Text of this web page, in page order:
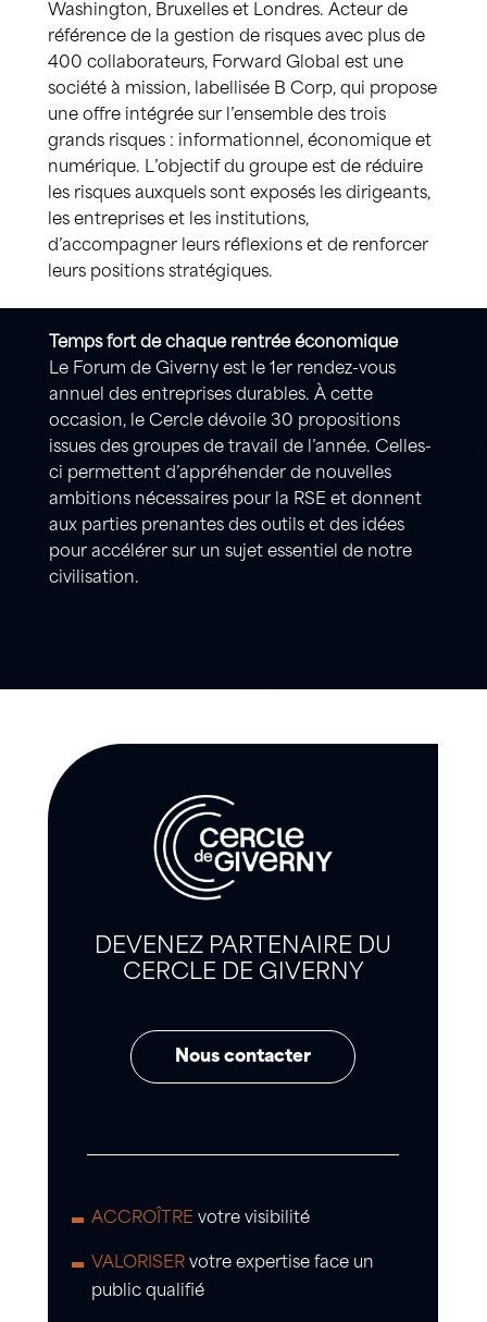
Washington, Bruxelles et Londres. Acteur de
référence de la gestion de risques avec plus de
400 collaborateurs, Forward Global est une
société à mission, labellisée B Corp, qui propose
une offre intégrée sur l’ensemble des trois
grands risques : informationnel, économique et
numérique. L’objectif du groupe est de réduire
les risques auxquels sont exposés les dirigeants,
les entreprises et les institutions,
d’accompagner leurs réflexions et de renforcer
leurs positions stratégiques.
Temps fort de chaque rentrée économique
Le Forum de Giverny est le 1er rendez-vous
annuel des entreprises durables. À cette
occasion, le Cercle dévoile 30 propositions
issues des groupes de travail de l’année. Celles-
ci permettent d’appréhender de nouvelles
ambitions nécessaires pour la RSE et donnent
aux parties prenantes des outils et des idées
pour accélérer sur un sujet essentiel de notre
civilisation.
DEVENEZ PARTENAIRE DU
CERCLE DE GIVERNY
Nous contacter
ACCROÎTRE votre visibilité
VALORISERvotre expertise face un
public qualifié